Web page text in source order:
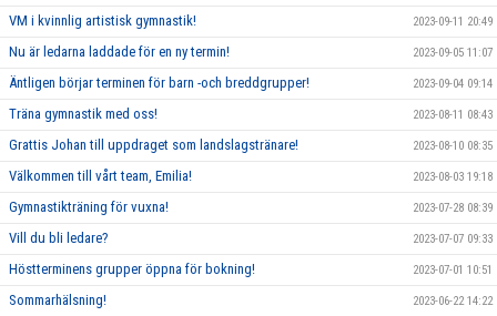
VM i kvinnlig artistisk gymnastik! 2023-09-11 20:49
Nu är ledarna laddade för en ny termin! 2023-09-05 11:07
Äntligen börjar terminen för barn -och breddgrupper! 2023-09-04 09:14
Träna gymnastik med oss! 2023-08-11 08:43
Grattis Johan till uppdraget som landslagstränare! 2023-08-10 08:35
Välkommen till vårt team, Emilia! 2023-08-03 19:18
Gymnastikträning för vuxna! 2023-07-28 08:39
Vill du bli ledare? 2023-07-07 09:33
Höstterminens grupper öppna för bokning! 2023-07-01 10:51
Sommarhälsning! 2023-06-22 14:22